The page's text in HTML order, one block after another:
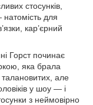
стосунків,
для
кар’єрний
Горст починає
яка брала
але
у шоу — і
з неймовірно